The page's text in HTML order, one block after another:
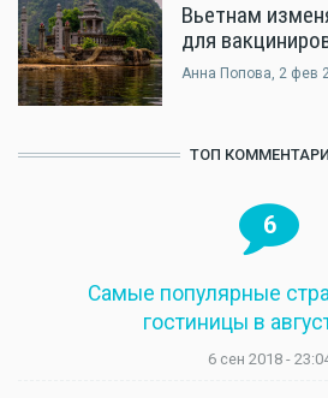
Вьетнам
для
Анна Попова, 2 фев
ТОП
6
Самые популярные
гостиницы в
6 сен 2018 -